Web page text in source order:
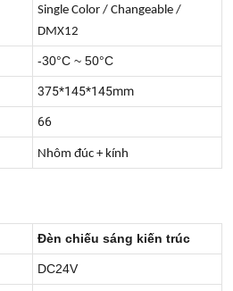
Single Color / Changeable /
DMX12
-30°C ~ 50°C
375*145*145mm
66
Nhôm đúc + kính
Đèn chiếu sáng kiến trúc
DC24V